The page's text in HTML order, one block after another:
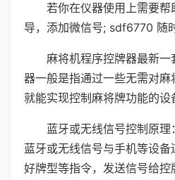
若你在仪器使用上需要
导，添加微信号; sdf6770 随
麻将机程序控牌器最新
器一般是指通过一些无需对
就能实现控制麻将牌功能的设
蓝牙或无线信号控制原
蓝牙或无线信号与手机等设
好牌型等指令，发送信号给